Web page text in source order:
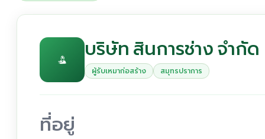
บริษัท สินการช่าง จำกัด
ผู้รับเหมาก่อสร้าง สมุทรปราการ
ที่อยู่